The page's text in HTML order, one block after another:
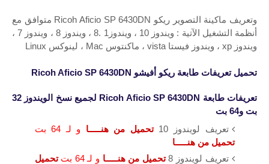
وتعريف ماكينة التصوير ريكو Ricoh Aficio SP 6430DN متوافق مع
أنظمة التشغيل الآتية : ويندوز 10 ، ويندوز1 .8 ، ويندوز 8 ، ويندوز 7 ،
ويندوز xp ، ويندوز فيستا vista ، ماكنتوس Mac ، لينوكس Linux
تحميل تعريفات طابعة ريكو أفيشو Ricoh Aficio SP 6430DN
تعريفاتطابعة Ricoh Aficio SP 6430DN
لجميع نسخ الويندوز 32
بت و64 بت
تعريف لويندوز 10
تحميل من هنـــــا
و لـ 64 بت
تحميل من هنـــــا
تعريف لويندوز 8
تحميل من هنـــــا و لـ 64 بت
تحميل